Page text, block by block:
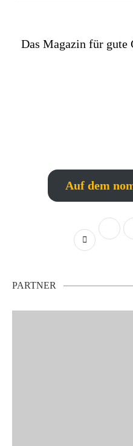
Das Magazin für gute
Auf dem
PARTNER